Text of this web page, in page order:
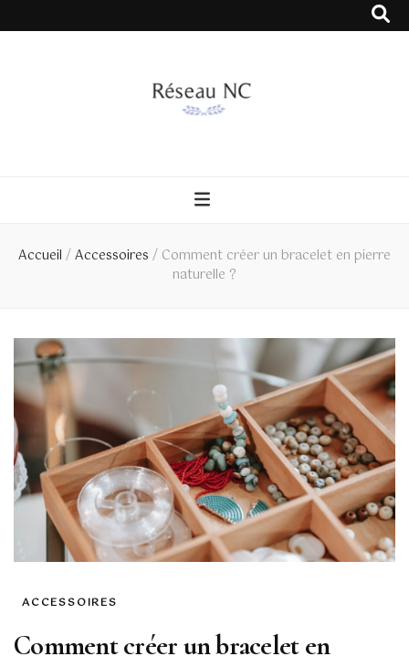
Accueil /Accessoires / Comment créer un bracelet en pierre
naturelle ?
ACCESSOIRES
Comment créer un bracelet en